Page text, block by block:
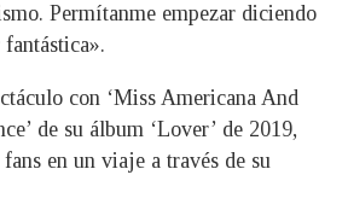
Permítanme empezar diciendo
con ‘Miss Americana And
de su álbum ‘Lover’ de 2019,
en un viaje a través de su